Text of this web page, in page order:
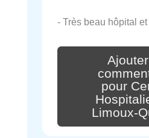
- Très beau hôpital
pour
Limoux-